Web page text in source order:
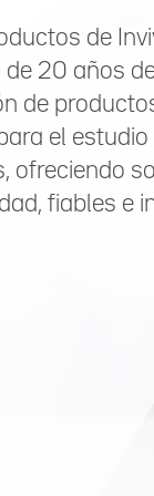
de
20 años
de
el
ofreciendo
fiables e